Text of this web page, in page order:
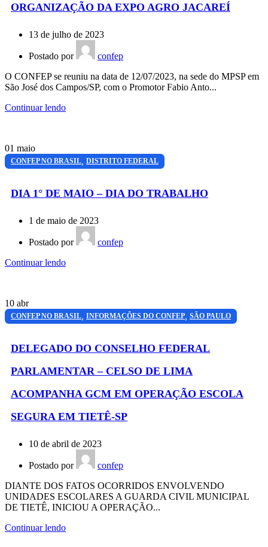
ORGANIZAÇÃO DA EXPO AGRO JACAREÍ
13 de julho de 2023
Postado por
confep
O CONFEP se reuniu na data de 12/07/2023, na sede do MPSP em
São José dos Campos/SP, com o Promotor Fabio Anto...
Continuar lendo
01 maio
CONFEP NO BRASIL, DISTRITO FEDERAL
DIA 1° DE MAIO – DIA DO TRABALHO
1 de maio de 2023
Postado por
confep
Continuar lendo
10 abr
CONFEP NO BRASIL, INFORMAÇÕES DO CONFEP, SÃO PAULO
DELEGADO DO CONSELHO FEDERAL
PARLAMENTAR – CELSO DE LIMA
ACOMPANHA GCM EM OPERAÇÃO ESCOLA
SEGURA EM TIETÊ-SP
10 de abril de 2023
Postado por
confep
DIANTE DOS FATOS OCORRIDOS ENVOLVENDO
UNIDADES ESCOLARES A GUARDA CIVIL MUNICIPAL
DE TIETÊ, INICIOU A OPERAÇÃO...
Continuar lendo